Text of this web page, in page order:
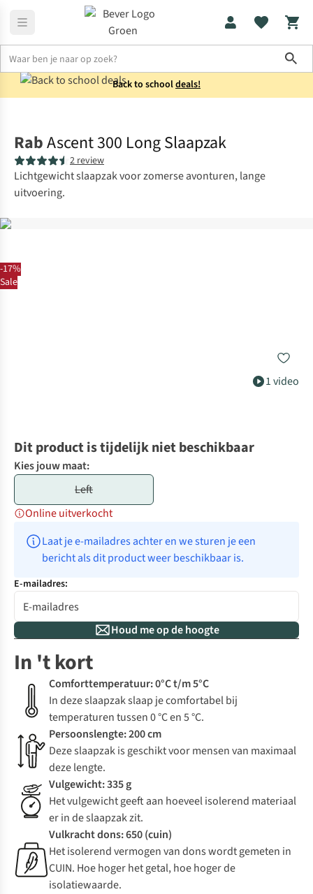
Back to schooldeals!
-17%
Sale
1 video
RabAscent 300 Long Slaapzak
2 review
Lichtgewicht slaapzak voor zomerse avonturen, lange
uitvoering.
Dit product is tijdelijk niet beschikbaar
Kies jouw maat:
Left
Online uitverkocht
Laat je e-mailadres achter en we sturen je een
bericht als dit product weer beschikbaar is.
E-mailadres:
Houd me op de hoogte
In 't kort
Comforttemperatuur: 0°C t/m 5°C
In deze slaapzak slaap je comfortabel bij
temperaturen tussen 0 °C en 5 °C.
Persoonslengte: 200 cm
Deze slaapzak is geschikt voor mensen van maximaal
deze lengte.
Vulgewicht: 335 g
Het vulgewicht geeft aan hoeveel isolerend materiaal
er in de slaapzak zit.
Vulkracht dons: 650 (cuin)
Het isolerend vermogen van dons wordt gemeten in
CUIN. Hoe hoger het getal, hoe hoger de
isolatiewaarde.